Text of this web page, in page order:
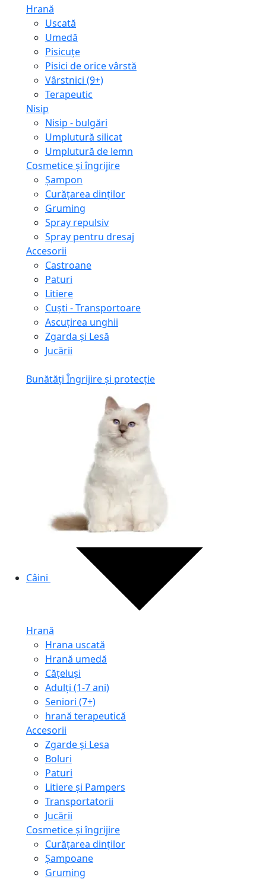
Hrană
Uscată
Umedă
Pisicuțe
Pisici de orice vârstă
Vârstnici (9+)
Terapeutic
Nisip
Nisip - bulgări
Umplutură silicat
Umplutură de lemn
Cosmetice și îngrijire
Șampon
Curățarea dinților
Gruming
Spray repulsiv
Spray pentru dresaj
Accesorii
Castroane
Paturi
Litiere
Сuști - Transportoare
Ascuţirea unghii
Zgarda și Lesă
Jucării
Bunătăți Îngrijire și protecție
Câini
Hrană
Hrana uscată
Hrană umedă
Cățeluși
Adulți (1-7 ani)
Seniori (7+)
hrană terapeutică
Accesorii
Zgarde și Lesa
Boluri
Paturi
Litiere și Pampers
Transportatorii
Jucării
Cosmetice și îngrijire
Curățarea dinților
Șampoane
Gruming